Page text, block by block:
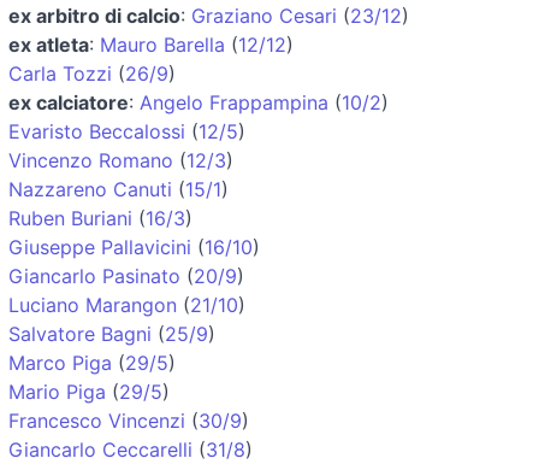
ex arbitro di calcio: Graziano Cesari (23/12)
ex atleta: Mauro Barella (12/12)
Carla Tozzi (26/9)
ex calciatore: Angelo Frappampina (10/2)
Evaristo Beccalossi (12/5)
Vincenzo Romano (12/3)
Nazzareno Canuti (15/1)
Ruben Buriani (16/3)
Giuseppe Pallavicini (16/10)
Giancarlo Pasinato (20/9)
Luciano Marangon (21/10)
Salvatore Bagni (25/9)
Marco Piga (29/5)
Mario Piga (29/5)
Francesco Vincenzi (30/9)
Giancarlo Ceccarelli (31/8)